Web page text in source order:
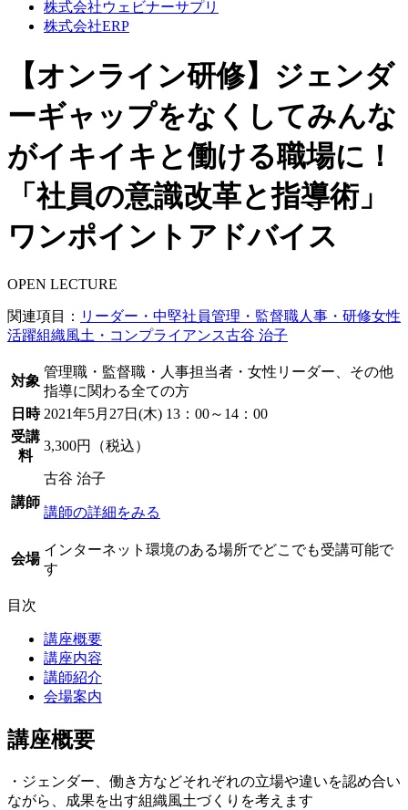
株式会社ウェビナーサプリ
株式会社ERP
【オンライン研修】ジェンダ
ーギャップをなくしてみんな
がイキイキと働ける職場に！
「社員の意識改革と指導術」
ワンポイントアドバイス
OPEN LECTURE
関連項目： リーダー・中堅社員管理・監督職人事・研修女性
活躍組織風土・コンプライアンス古谷 治子
対象
管理職・監督職・人事担当者・女性リーダー、その他
指導に関わる全ての方
日時 2021年5月27日(木) 13：00～14：00
受講
料
3,300円（税込）
講師
古谷 治子
講師の詳細をみる
会場
インターネット環境のある場所でどこでも受講可能で
す
目次
講座概要
講座内容
講師紹介
会場案内
講座概要
・ジェンダー、働き方などそれぞれの立場や違いを認め合い
ながら、成果を出す組織風土づくりを考えます